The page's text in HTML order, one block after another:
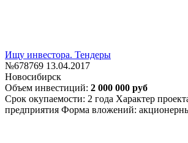
Ищу инвестора. Тендеры
№678769 13.04.2017
Новосибирск
Объем инвестиций: 2 000 000 руб
Срок окупаемости: 2 года Характер
предприятия Форма вложений: